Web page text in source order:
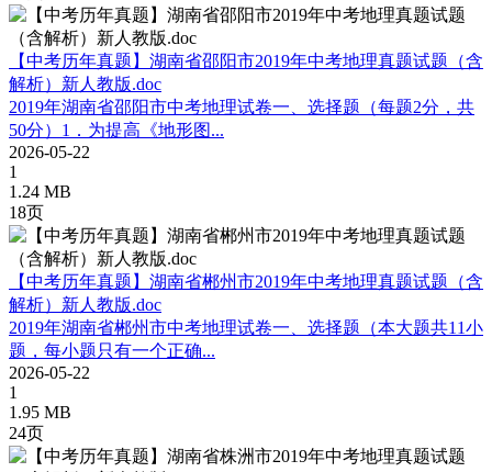
【中考历年真题】湖南省邵阳市2019年中考地理真题试题（含
解析）新人教版.doc
2019年湖南省邵阳市中考地理试卷一、选择题（每题2分，共
50分）1．为提高《地形图...
2026-05-22
1
1.24 MB
18页
【中考历年真题】湖南省郴州市2019年中考地理真题试题（含
解析）新人教版.doc
2019年湖南省郴州市中考地理试卷一、选择题（本大题共11小
题，每小题只有一个正确...
2026-05-22
1
1.95 MB
24页